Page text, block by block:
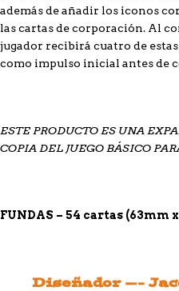
además de añadir los iconos
las cartas de corporación. Al
jugador recibirá cuatro de
como impulso inicial antes de
ESTE PRODUCTO ES UNA
COPIA DEL JUEGO BÁSICO
FUNDAS – 54 cartas (63mm
Diseñador —-